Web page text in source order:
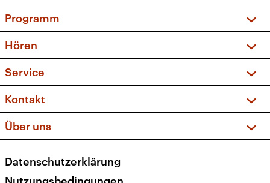
Programm
Sendungen und Podcasts
Musikliste
Kakadu – Das Kinderprogramm
Hören
Frequenzen (UKW + DAB+)
Service
FAQ
Apps
Newsletter
Veranstaltungen
Kontakt
Social Media
Über uns
Presse
Datenschutzerklärung